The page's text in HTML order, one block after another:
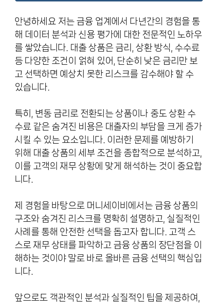
안녕하세요 저는 금융 업계에서 다년간의 경험을 통
해 데이터 분석과 신용 평가에 대한 전문적인 노하우
를 쌓았습니다. 대출 상품은 금리, 상환 방식, 수수료
등 다양한 조건이 얽혀 있어, 단순히 낮은 금리만 보
고 선택하면 예상치 못한 리스크를 감수해야 할 수
있습니다.
특히, 변동 금리로 전환되는 상품이나 중도 상환 수
수료 같은 숨겨진 비용은 대출자의 부담을 크게 증가
시킬 수 있는 요소입니다. 이러한 문제를 예방하기
위해 대출 상품의 세부 조건을 종합적으로 분석하고,
이를 고객의 재무 상황에 맞게 해석하는 것이 중요합
니다.
제 경험을 바탕으로 머니세이비에서는 금융 상품의
구조와 숨겨진 리스크를 명확히 설명하고, 실질적인
사례를 통해 안전한 선택을 돕고자 합니다. 고객 스
스로 재무 상태를 파악하고 금융 상품의 장단점을 이
해하는 것이야 말로 바로 올바른 금융 선택의 핵심입
니다.
앞으로도 객관적인 분석과 실질적인 팁을 제공하여,